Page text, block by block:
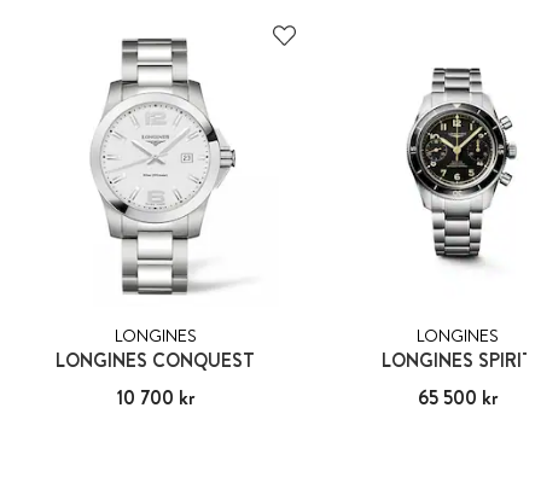
LONGINES
LONGINES CONQUEST
Pris: 10 700 kr
10 700 kr
LONGINES
LONGINES SPIRIT
Pris:65 500 kr
65 500 kr